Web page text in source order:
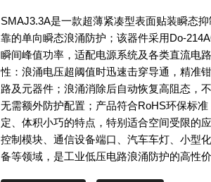
SMAJ3.3A是一款超薄紧凑型表面贴装瞬态
靠的单向瞬态浪涌防护；该器件采用Do-
瞬间峰值功率，适配电源系统及各类直流电
性：浪涌电压超阈值时迅速击穿导通，精准
路及元器件；浪涌消除后自动恢复高阻态，
无需额外防护配置；产品符合RoHS环保标
定、体积小巧的特点，特别适合空间受限的
控制模块、通信设备端口、汽车车灯、小型
备等领域，是工业低压电路浪涌防护的高性